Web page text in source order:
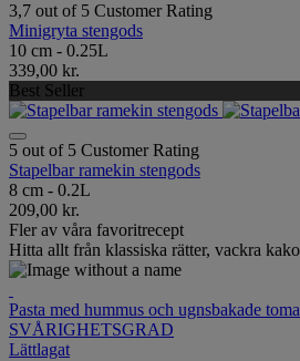
3,7 out of 5 Customer Rating
Minigryta stengods
10 cm - 0.25L
339,00 kr.
Best Seller
5 out of 5 Customer Rating
Stapelbar ramekin stengods
8 cm - 0.2L
209,00 kr.
Fler av våra favoritrecept
Hitta allt från klassiska rätter, vackra
Pasta med hummus och ugnsbakade
SVÅRIGHETSGRAD
Lättlagat